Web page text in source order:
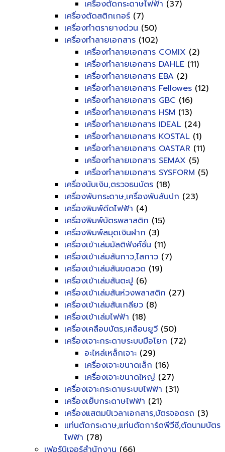
เครื่องตัดกระดาษไฟฟ้า (37)
เครื่องตัดสติกเกอร์ (7)
เครื่องทำตรายางด่วน (50)
เครื่องทำลายเอกสาร (102)
เครื่องทำลายเอกสาร COMIX (2)
เครื่องทำลายเอกสาร DAHLE (11)
เครื่องทำลายเอกสาร EBA (2)
เครื่องทำลายเอกสาร Fellowes (12)
เครื่องทำลายเอกสาร GBC (16)
เครื่องทำลายเอกสาร HSM (13)
เครื่องทำลายเอกสาร IDEAL (24)
เครื่องทำลายเอกสาร KOSTAL (1)
เครื่องทำลายเอกสาร OASTAR (11)
เครื่องทำลายเอกสาร SEMAX (5)
เครื่องทำลายเอกสาร SYSFORM (5)
เครื่องนับเงิน,ตรวจธนบัตร (18)
เครื่องพับกระดาษ,เครื่องพับสันปก (23)
เครื่องพิมพ์ดีดไฟฟ้า (4)
เครื่องพิมพ์บัตรพลาสติก (15)
เครื่องพิมพ์สมุดเงินฝาก (3)
เครื่องเข้าเล่มมัลติฟังค์ชั่น (11)
เครื่องเข้าเล่มสันกาว,ไสกาว (7)
เครื่องเข้าเล่มสันขดลวด (19)
เครื่องเข้าเล่มสันตะปู (6)
เครื่องเข้าเล่มสันห่วงพลาสติก (27)
เครื่องเข้าเล่มสันเกลียว (8)
เครื่องเข้าเล่มไฟฟ้า (18)
เครื่องเคลือบบัตร,เคลือบยูวี (50)
เครื่องเจาะกระดาษระบบมือโยก (72)
อะไหล่เหล็กเจาะ (29)
เครื่องเจาะขนาดเล็ก (16)
เครื่องเจาะขนาดใหญ่ (27)
เครื่องเจาะกระดาษระบบไฟฟ้า (31)
เครื่องเย็บกระดาษไฟฟ้า (21)
เครื่องแสตมป์เวลาเอกสาร,บัตรจอดรถ (3)
แท่นตัดกระดาษ,แท่นตัดการ์ดพีวีซี,ตัดนามบัตร
ไฟฟ้า (78)
เฟอร์นิเจอร์สำนักงาน (66)